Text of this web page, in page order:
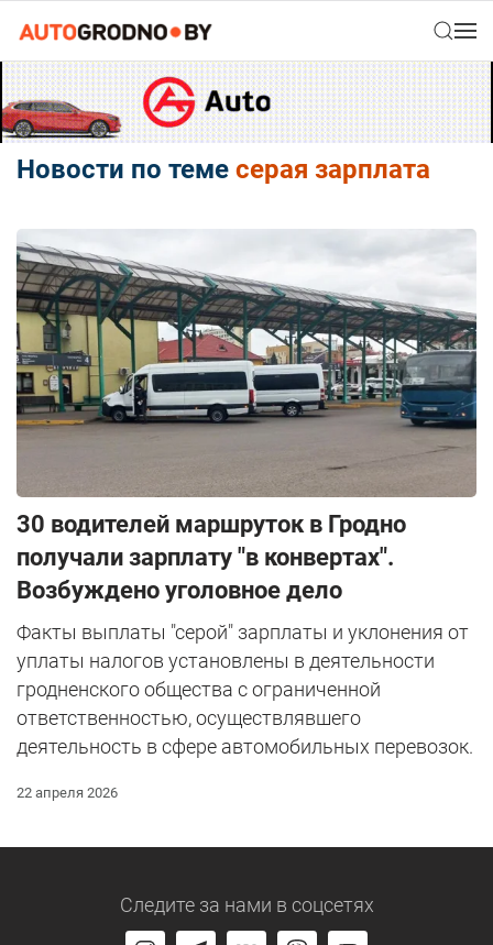
Новости по теме серая зарплата
30 водителей маршруток в Гродно
получали зарплату "в конвертах".
Возбуждено уголовное дело
Факты выплаты "серой" зарплаты и уклонения от
уплаты налогов установлены в деятельности
гродненского общества с ограниченной
ответственностью, осуществлявшего
деятельность в сфере автомобильных перевозок.
22 апреля 2026
Следите за нами в соцсетях